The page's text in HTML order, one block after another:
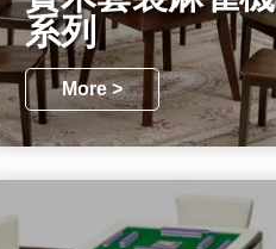
系列
More >